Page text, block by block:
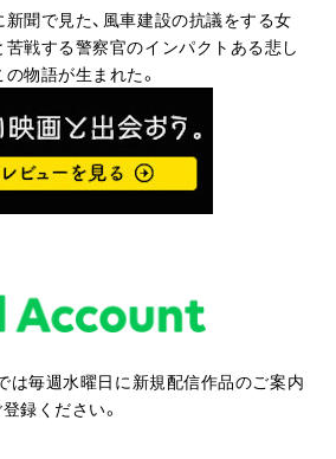
聞で見た、風車建設の抗議をする女
戦する警察官のインパクトある悲し
物語が生まれた。
は毎週水曜日に新規配信作品のご案内
録ください。